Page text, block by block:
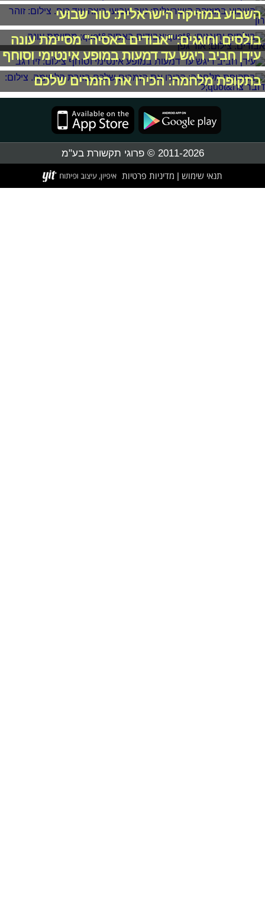
השבוע במוזיקה הישראלית: טור שבועי
בולסים וחוגגים: "אבודים באסיה" מסיימת עונה
עידן חביב ריגש עד דמעות במופע אינטימי וסוחף
בתקופת מלחמה: הכירו את הזמרים שלכם
2011-2026 © פרוגי תקשורת בע"מ
תנאי שימוש מדיניות פרטיות